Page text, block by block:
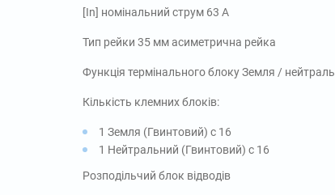
[In] номінальний струм 63 А
Тип рейки 35 мм асиметрична рейка
Функція термінального блоку Земля / нейтраль
Кількість клемних блоків:
1 Земля (Гвинтовий) с 16
1 Нейтральний (Гвинтовий) с 16
Розподільчий блок відводів